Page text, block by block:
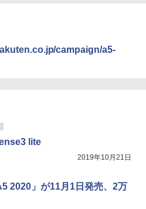
campaign/a5-
lite
2019年10月21日
2020」が11月1日発売、2万